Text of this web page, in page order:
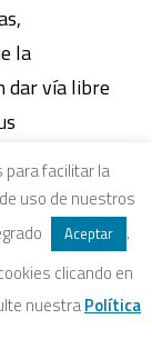
la
dar vía libre
de
no
nuevo virus
Es
hacer
para facilitar la
uso de nuestros
Aceptar
.
clicando en
nuestraPolítica